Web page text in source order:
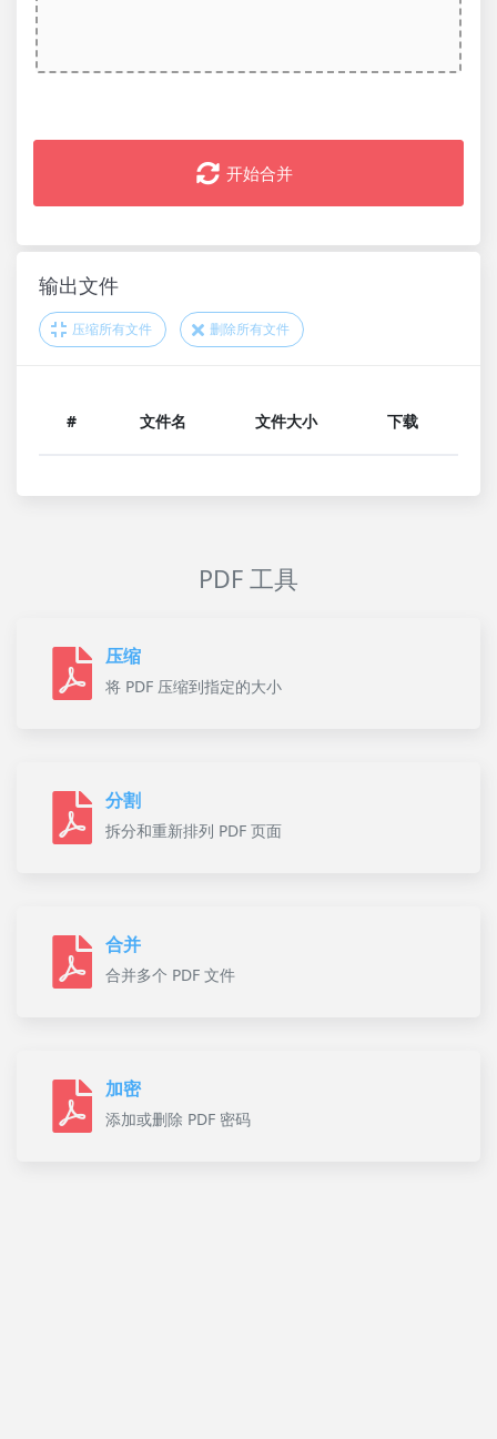
开始合并
输出文件
压缩所有文件 删除所有文件
# 文件名 文件大小 下载
PDF 工具
压缩
将 PDF 压缩到指定的大小
分割
拆分和重新排列 PDF 页面
合并
合并多个 PDF 文件
加密
添加或删除 PDF 密码